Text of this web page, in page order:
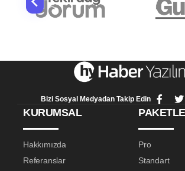
Bizi Sosyal Medyadan Takip Edin
KURUMSAL
Hakkımızda
Referanslar
Pro
Standart